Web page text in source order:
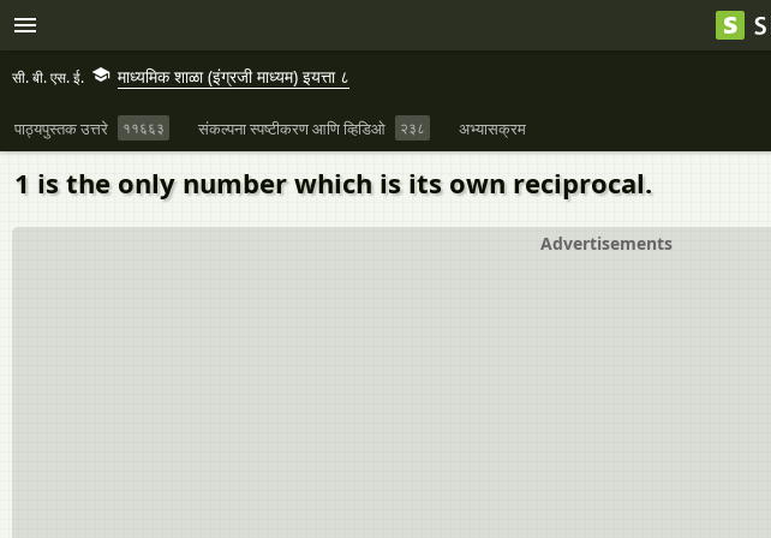
सी. बी. एस. ई. माध्यमिक शाळा (इंग्रजी माध्यम) इयत्ता ८
पाठ्यपुस्तक उत्तरे ११६६३ संकल्पना स्पष्टीकरण आणि व्हिडिओ २३८ अभ्यासक्रम
1 is the only number which is its own reciprocal.
Advertisements